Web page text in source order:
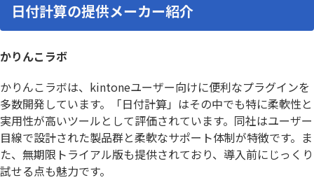
日付計算の提供メーカー紹介
かりんこラボ
かりんこラボは、kintoneユーザー向けに便利なプラグインを
多数開発しています。「日付計算」はその中でも特に柔軟性と
実用性が高いツールとして評価されています。同社はユーザー
目線で設計された製品群と柔軟なサポート体制が特徴です。ま
た、無期限トライアル版も提供されており、導入前にじっくり
試せる点も魅力です。